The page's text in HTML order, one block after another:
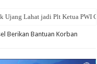
Ujang Lahat jadi Plt Ketua PWI
Berikan Bantuan Korban